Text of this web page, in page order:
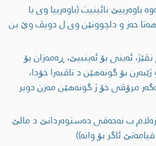
نائینیت (باوه‌رییا وی یا
هه‌تا حه‌ز و دلچوونێن وی ل دویڤ وێ بن
ئه‌ینی بۆ ئه‌ینییێ، ڕه‌مه‌زان بۆ
بۆ گونه‌هێن د ناڤبه‌را خۆدا،
مرۆڤی خۆ ژ گونه‌هێن مه‌زن دویر
ب نه‌حه‌قی ده‌ستوه‌ردانێ د مالێ
ئاگر بۆ وانه‌))